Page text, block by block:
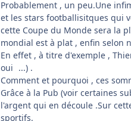
Probablement , un peu.Une
et les stars footballisitques qui
cette Coupe du Monde sera la
mondial est à plat , enfin selon
En effet , à titre d'exemple ,
oui ...) .
Comment et pourquoi , ces
Grâce à la Pub (voir certaines
l'argent qui en découle .Sur
sportifs.